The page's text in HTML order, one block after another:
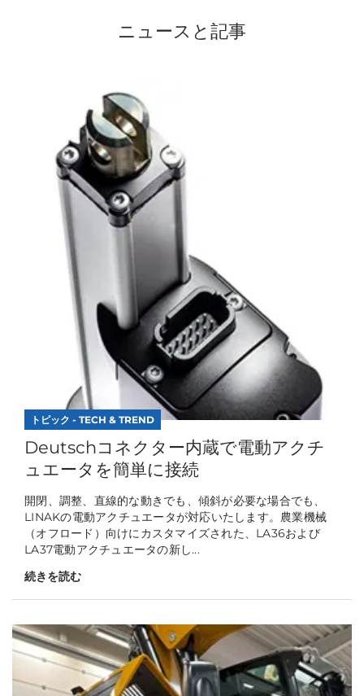
ニュースと記事
トピック - TECH & TREND
Deutschコネクター内蔵で電動アクチ
ュエータを簡単に接続
開閉、調整、直線的な動きでも、傾斜が必要な場合でも、
LINAKの電動アクチュエータが対応いたします。農業機械
（オフロード）向けにカスタマイズされた、LA36および
LA37電動アクチュエータの新し...
続きを読む